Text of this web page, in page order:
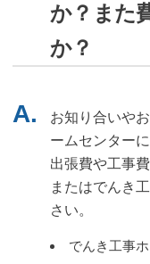
か？また
か？
お知り合いや
ームセンター
出張費や工事
またはでんき
さい。
でんき工事